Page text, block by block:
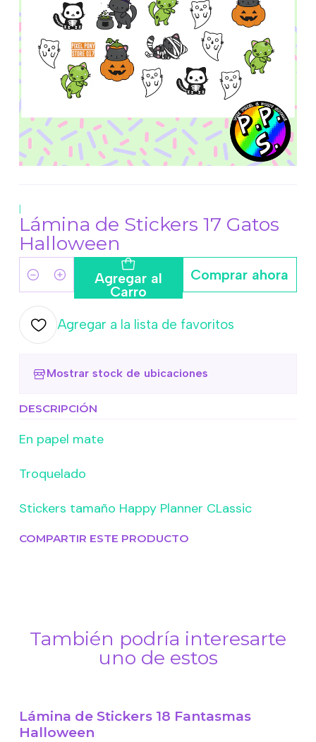
|
Lámina de Stickers 17 Gatos
Halloween
Cantidad Agregar al
Carro
Comprar ahora
Agregar a la lista de favoritos
Mostrar stock de ubicaciones
DESCRIPCIÓN
En papel mate
Troquelado
Stickers tamaño Happy Planner CLassic
COMPARTIR ESTE PRODUCTO
También podría interesarte
uno de estos
Lámina de Stickers 18 Fantasmas
Halloween